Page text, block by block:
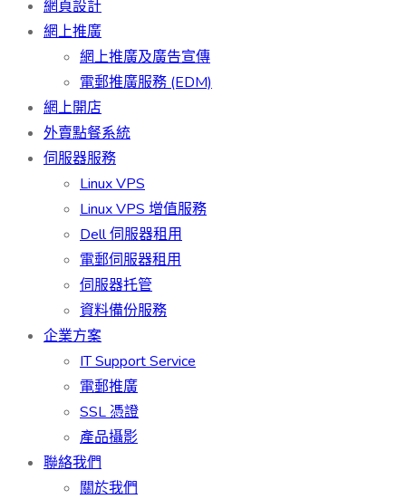
網頁設計
網上推廣
網上推廣及廣告宣傳
電郵推廣服務 (EDM)
網上開店
外賣點餐系統
伺服器服務
Linux VPS
Linux VPS 增值服務
Dell 伺服器租用
電郵伺服器租用
伺服器托管
資料備份服務
企業方案
IT Support Service
電郵推廣
SSL 憑證
產品攝影
聯絡我們
關於我們